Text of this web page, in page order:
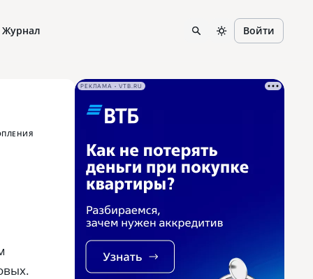
Журнал Войти
РЕКЛАМА • VTB.RU